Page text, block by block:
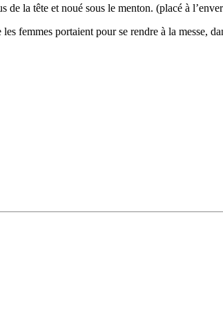
la tête et noué sous le menton. (placé à
femmes portaient pour se rendre à la messe,